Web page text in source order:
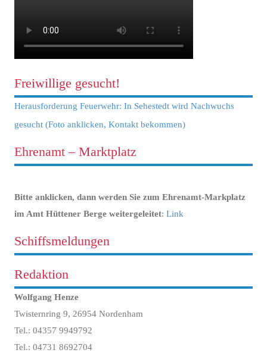
Freiwillige gesucht!
Herausforderung Feuerwehr: In Sehestedt wird Nachwuchs
gesucht (Foto anklicken, Kontakt bekommen)
Ehrenamt – Marktplatz
Bitte anklicken, dann werden Sie zum Ehrenamt-Markplatz
im Amt Hüttener Berge weitergeleitet: Link
Schiffsmeldungen
Redaktion
Wolfgang Henze
Twisternring 9, 26954 Nordenham
Tel.: 04357 9949792
Tel.: 04731 8692704